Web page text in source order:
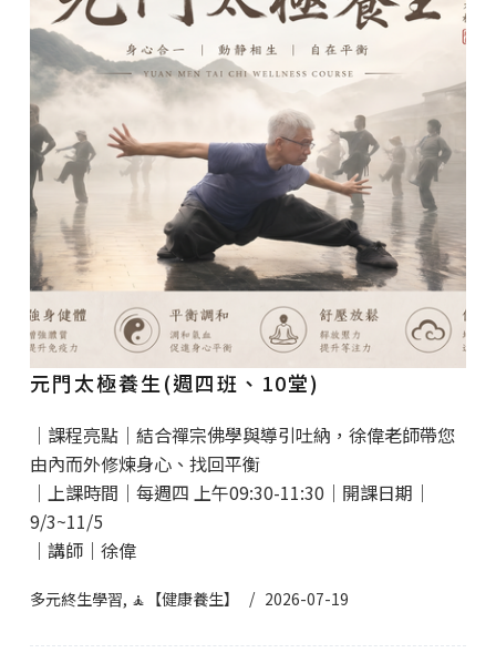
元門太極養生(週四班、10堂)
｜課程亮點｜結合禪宗佛學與導引吐納，徐偉老師帶您
由內而外修煉身心、找回平衡
｜上課時間｜每週四 上午09:30-11:30｜開課日期｜
9/3~11/5
｜講師｜徐偉
多元終生學習, 🧘【健康養生】 2026-07-19